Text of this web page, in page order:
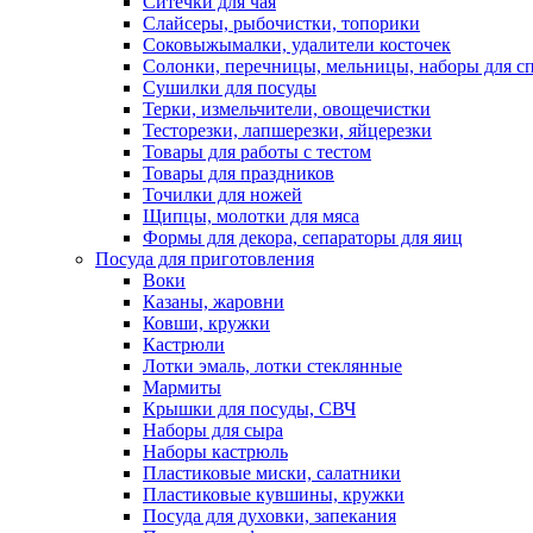
Слайсеры, рыбочистки, топорики
Соковыжымалки, удалители косточек
Солонки, перечницы, мельницы, наборы для
Сушилки для посуды
Терки, измельчители, овощечистки
Тесторезки, лапшерезки, яйцерезки
Товары для работы с тестом
Товары для праздников
Точилки для ножей
Щипцы, молотки для мяса
Формы для декора, сепараторы для яиц
Посуда для приготовления
Воки
Казаны, жаровни
Ковши, кружки
Кастрюли
Лотки эмаль, лотки стеклянные
Мармиты
Крышки для посуды, СВЧ
Наборы для сыра
Наборы кастрюль
Пластиковые миски, салатники
Пластиковые кувшины, кружки
Посуда для духовки, запекания